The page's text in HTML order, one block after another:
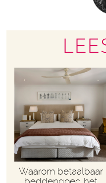
Waarom betaalbaar